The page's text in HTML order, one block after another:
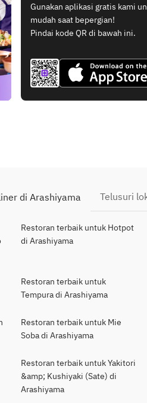
Gunakan aplikasi gratis kami
mudah saat bepergian!
Pindai kode QR di bawah ini.
di Arashiyama Telusuri
Restoran terbaik untuk Hotpot
di Arashiyama
Restoran terbaik untuk
Tempura di Arashiyama
Restoran terbaik untuk Mie
Soba di Arashiyama
Restoran terbaik untuk Yakitori
&amp; Kushiyaki (Sate) di
Arashiyama